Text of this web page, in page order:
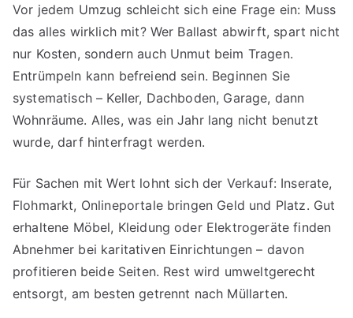
Vor jedem Umzug schleicht sich eine Frage ein: Muss
das alles wirklich mit? Wer Ballast abwirft, spart nicht
nur Kosten, sondern auch Unmut beim Tragen.
Entrümpeln kann befreiend sein. Beginnen Sie
systematisch – Keller, Dachboden, Garage, dann
Wohnräume. Alles, was ein Jahr lang nicht benutzt
wurde, darf hinterfragt werden.
Für Sachen mit Wert lohnt sich der Verkauf: Inserate,
Flohmarkt, Onlineportale bringen Geld und Platz. Gut
erhaltene Möbel, Kleidung oder Elektrogeräte finden
Abnehmer bei karitativen Einrichtungen – davon
profitieren beide Seiten. Rest wird umweltgerecht
entsorgt, am besten getrennt nach Müllarten.